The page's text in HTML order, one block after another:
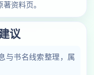
资料页。
议
与书名线索整理，属